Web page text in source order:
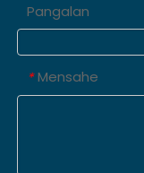
Pangalan
* Mensahe